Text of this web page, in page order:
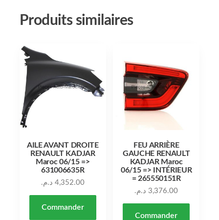
Produits similaires
AILE AVANT DROITE
RENAULT KADJAR
Maroc 06/15 =>
631006635R
4,352.00 د.م.
Commander
FEU ARRIÈRE
GAUCHE RENAULT
KADJAR Maroc
06/15 => INTÉRIEUR
= 265550151R
3,376.00 د.م.
Commander